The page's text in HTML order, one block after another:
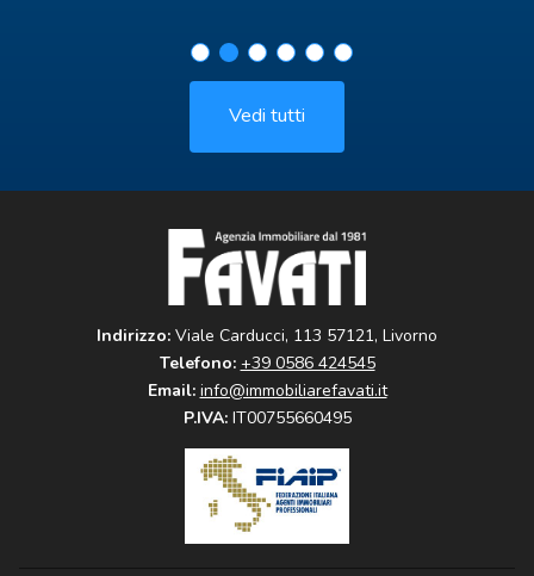
Vedi tutti
Indirizzo: Viale Carducci, 113 57121, Livorno
Telefono: +39 0586 424545
Email: info@immobiliarefavati.it
P.IVA:IT00755660495